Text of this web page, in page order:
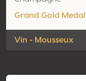
Grand Gold Medal
Vin - Mousseux